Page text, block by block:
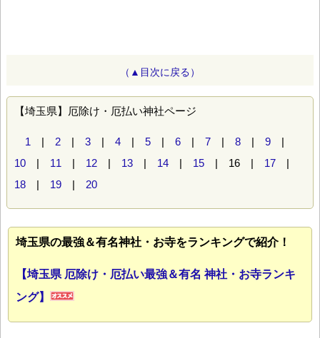
（▲目次に戻る）
【埼玉県】厄除け・厄払い神社ページ
1 | 2 | 3 | 4 | 5 | 6 | 7 | 8 | 9 |
10 | 11 | 12 | 13 | 14 | 15 | 16 | 17 |
18 | 19 | 20
埼玉県の最強＆有名神社・お寺をランキングで紹介！
【埼玉県 厄除け・厄払い最強＆有名 神社・お寺ランキ
ング】